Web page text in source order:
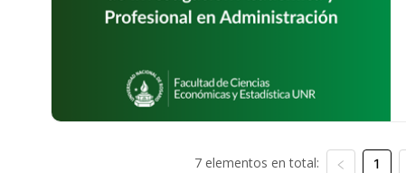
7 elementos en total: 1